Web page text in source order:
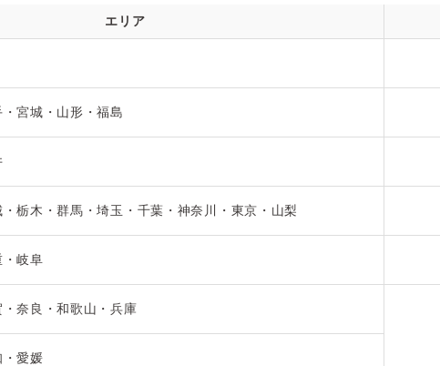
エリア
宮城・山形・福島
栃木・群馬・埼玉・千葉・神奈川・東京・山梨
岐阜
奈良・和歌山・兵庫
愛媛